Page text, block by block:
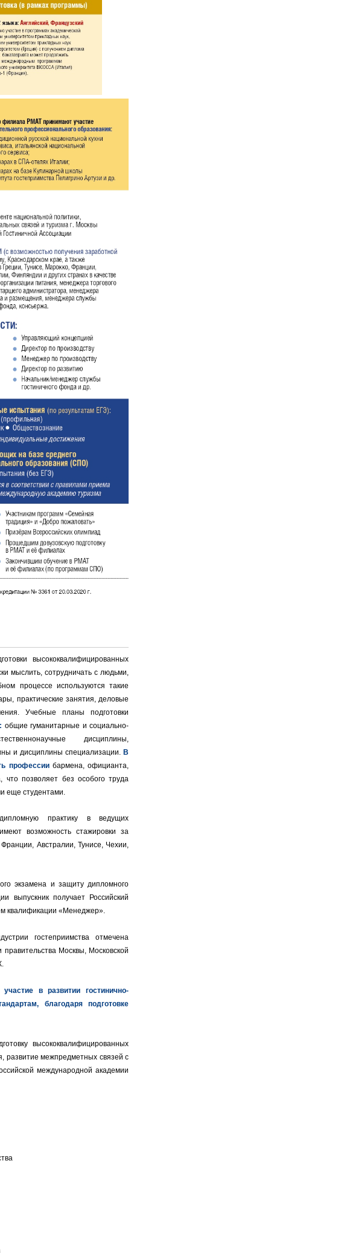
высококвалифицированных
мыслить, сотрудничать с людьми,
процессе используются такие
практические занятия, деловые
Учебные планы подготовки
общие гуманитарные и социально-
дисциплины,
и дисциплины специализации.В
профессиибармена, официанта,
что позволяет без особого труда
еще студентами.
практику в ведущих
возможность стажировки за
Австралии, Тунисе, Чехии,
экзамена и защиту дипломного
выпускник получает Российский
квалификации «Менеджер».
гостеприимства отмечена
Москвы, Московской
в развитии гостинично-
благодаря подготовке
высококвалифицированных
развитие межпредметных связей с
международной академии